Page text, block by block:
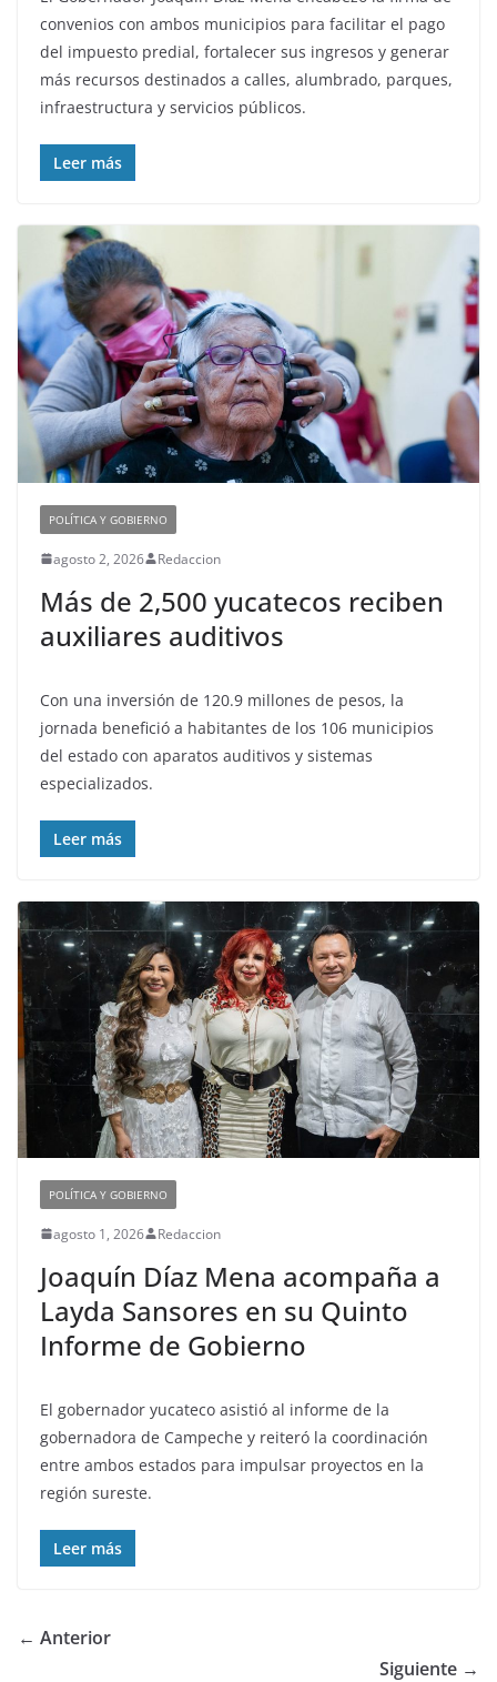
convenios con ambos municipios para facilitar el pago
del impuesto predial, fortalecer sus ingresos y generar
más recursos destinados a calles, alumbrado, parques,
infraestructura y servicios públicos.
Leer más
POLÍTICA Y GOBIERNO
agosto 2, 2026 Redaccion
Más de 2,500 yucatecos reciben
auxiliares auditivos
Con una inversión de 120.9 millones de pesos, la
jornada benefició a habitantes de los 106 municipios
del estado con aparatos auditivos y sistemas
especializados.
Leer más
POLÍTICA Y GOBIERNO
agosto 1, 2026 Redaccion
Joaquín Díaz Mena acompaña a
Layda Sansores en su Quinto
Informe de Gobierno
El gobernador yucateco asistió al informe de la
gobernadora de Campeche y reiteró la coordinación
entre ambos estados para impulsar proyectos en la
región sureste.
Leer más
← Anterior
Siguiente →